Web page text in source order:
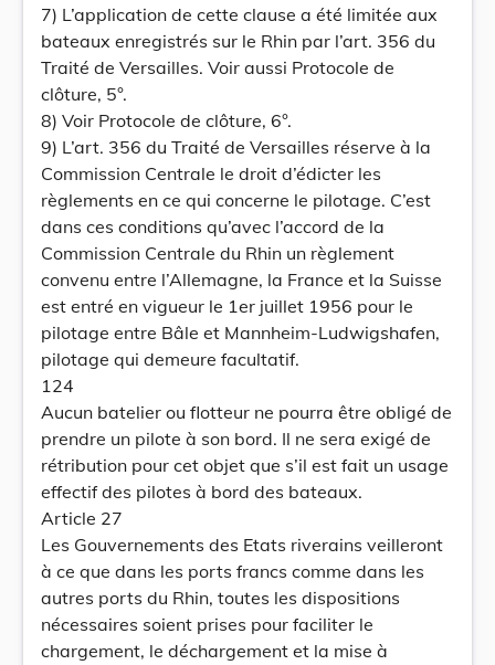
7) L’application de cette clause a été limitée aux
bateaux enregistrés sur le Rhin par l’art. 356 du
Traité de Versailles. Voir aussi Protocole de
clôture, 5°.
8) Voir Protocole de clôture, 6°.
9) L’art. 356 du Traité de Versailles réserve à la
Commission Centrale le droit d’édicter les
règlements en ce qui concerne le pilotage. C’est
dans ces conditions qu’avec l’accord de la
Commission Centrale du Rhin un règlement
convenu entre l’Allemagne, la France et la Suisse
est entré en vigueur le 1er juillet 1956 pour le
pilotage entre Bâle et Mannheim-Ludwigshafen,
pilotage qui demeure facultatif.
124
Aucun batelier ou flotteur ne pourra être obligé de
prendre un pilote à son bord. Il ne sera exigé de
rétribution pour cet objet que s’il est fait un usage
effectif des pilotes à bord des bateaux.
Article 27
Les Gouvernements des Etats riverains veilleront
à ce que dans les ports francs comme dans les
autres ports du Rhin, toutes les dispositions
nécessaires soient prises pour faciliter le
chargement, le déchargement et la mise à